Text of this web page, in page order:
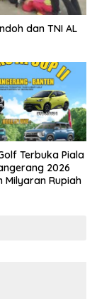
dan TNI AL
Terbuka Piala
2026
Milyaran Rupiah